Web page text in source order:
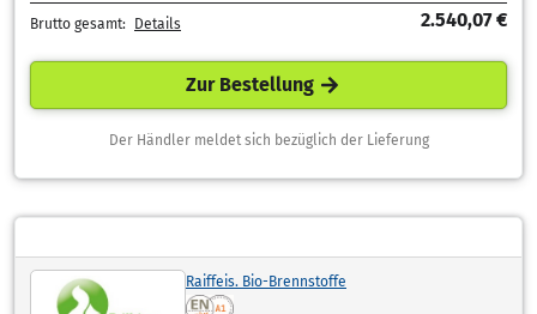
Brutto gesamt: Details 2.540,07 €
Zur Bestellung
Der Händler meldet sich bezüglich der Lieferung
Raiffeis. Bio-Brennstoffe